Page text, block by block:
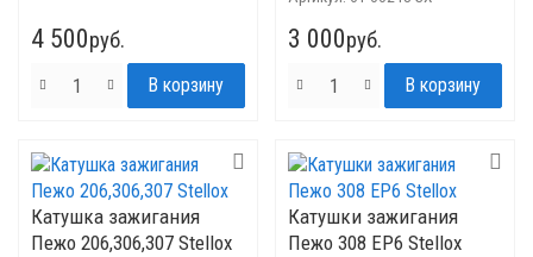
4 500руб. 3 000руб.
Катушка зажигания
Пежо 206,306,307 Stellox
Катушки зажигания
Пежо 308 EP6 Stellox